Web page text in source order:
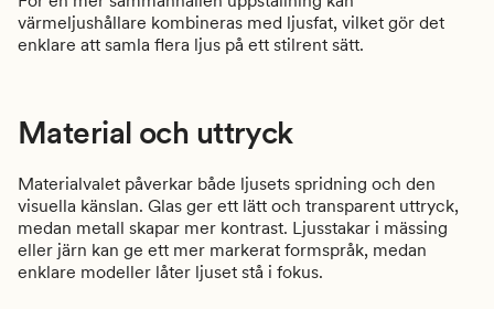
värmeljushållare kombineras med ljusfat, vilket gör det
enklare att samla flera ljus på ett stilrent sätt.
Material och uttryck
Materialvalet påverkar både ljusets spridning och den
visuella känslan. Glas ger ett lätt och transparent uttryck,
medan metall skapar mer kontrast. Ljusstakar i mässing
eller järn kan ge ett mer markerat formspråk, medan
enklare modeller låter ljuset stå i fokus.